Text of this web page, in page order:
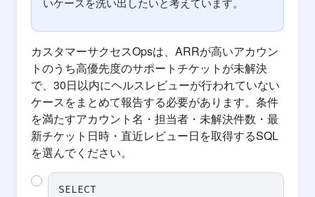
カスタマーサクセスOpsは、ARRが高いアカウン
トのうち高優先度のサポートチケットが未解決
で、30日以内にヘルスレビューが行われていない
ケースをまとめて報告する必要があります。条件
を満たすアカウント名・担当者・未解決件数・最
新チケット日時・直近レビュー日を取得するSQL
を選んでください。
SELECT